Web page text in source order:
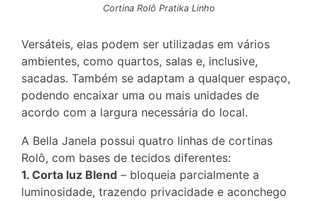
Cortina Rolô Pratika Linho
Versáteis, elas podem ser utilizadas em vários
ambientes, como quartos, salas e, inclusive,
sacadas. Também se adaptam a qualquer espaço,
podendo encaixar uma ou mais unidades de
acordo com a largura necessária do local.
A Bella Janela possui quatro linhas de cortinas
Rolô, com bases de tecidos diferentes:
1. Corta luz Blend – bloqueia parcialmente a
luminosidade, trazendo privacidade e aconchego